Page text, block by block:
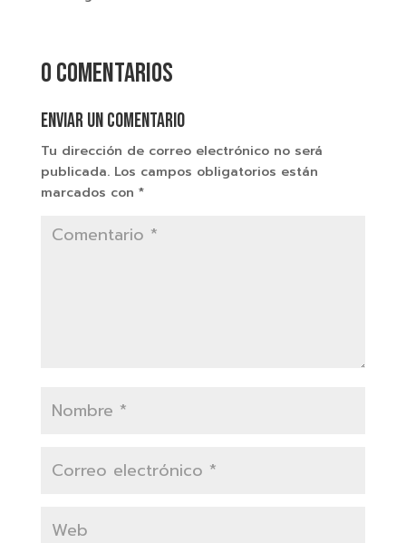
0 comentarios
Enviar un comentario
Tu dirección de correo electrónico no será
publicada. Los campos obligatorios están
marcados con *